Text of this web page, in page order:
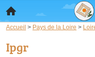
Accueil > Pays de la Loire >
Ipgr